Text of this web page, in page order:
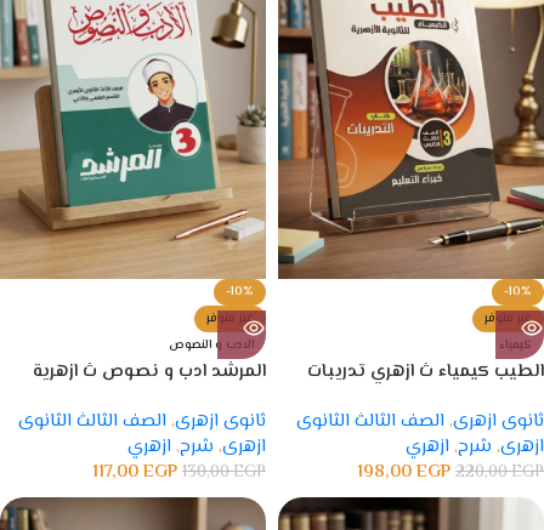
-10%
غير متوفر
كيمياء
الطيب كيمياء ث ازهري تدريبات
ثانوى ازهرى, الصف الثالث الثانوى
ازهرى, شرح, ازهري
220,00EGP
198,00EGP
-10%
غير متوفر
الادب و النصوص
المرشد ادب و نصوص ث ازهرية
ثانوى ازهرى, الصف الثالث الثانوى
ازهرى, شرح, ازهري
130,00EGP
117,00EGP